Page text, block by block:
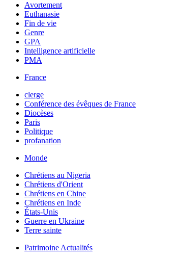
Avortement
Euthanasie
Fin de vie
Genre
GPA
Intelligence artificielle
PMA
France
clerge
Conférence des évêques de France
Diocèses
Paris
Politique
profanation
Monde
Chrétiens au Nigeria
Chrétiens d'Orient
Chrétiens en Chine
Chrétiens en Inde
États-Unis
Guerre en Ukraine
Terre sainte
Patrimoine Actualités